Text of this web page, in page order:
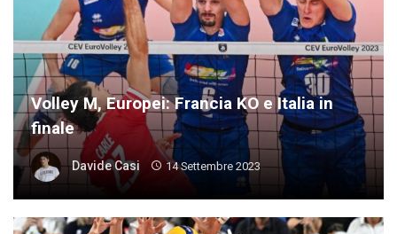
Volley M, Europei: Francia KO e Italia in
finale
Davide Casi 14 Settembre 2023